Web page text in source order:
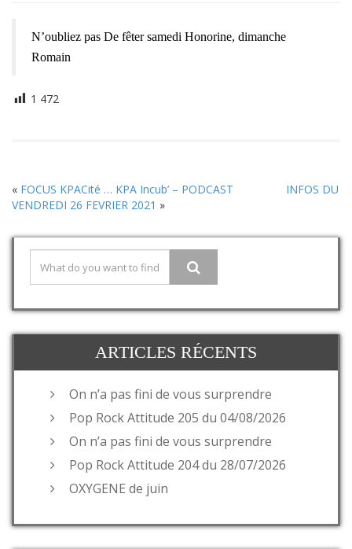
N’oubliez pas De fêter samedi Honorine, dimanche
Romain
1 472
« FOCUS KPACité … KPA Incub’ – PODCAST
INFOS DU
VENDREDI 26 FEVRIER 2021 »
ARTICLES RÉCENTS
On n’a pas fini de vous surprendre
Pop Rock Attitude 205 du 04/08/2026
On n’a pas fini de vous surprendre
Pop Rock Attitude 204 du 28/07/2026
OXYGENE de juin